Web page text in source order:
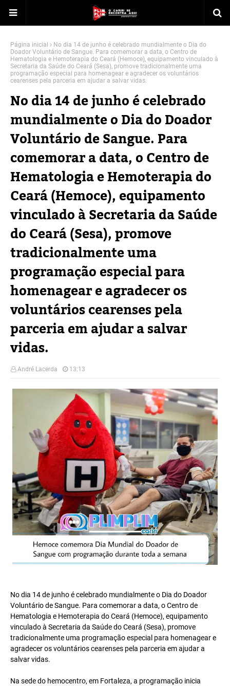
Página inicial
No dia 14 de junho é celebrado mundialmente o Dia do
Doador Voluntário de Sangue. Para comemorar a data, o Centro de
Hematologia e Hemoterapia do Ceará (Hemoce), equipamento vinculado à
Secretaria da Saúde do Ceará (Sesa), promove tradicionalmente uma
programação especial para homenagear e agradecer os voluntários
cearenses pela parceria em ajudar a salvar vidas.
No dia 14 de junho é celebrado
mundialmente o Dia do Doador
Voluntário de Sangue. Para
comemorar a data, o Centro de
Hematologia e Hemoterapia do
Ceará (Hemoce), equipamento
vinculado à Secretaria da Saúde
do Ceará (Sesa), promove
tradicionalmente uma
programação especial para
homenagear e agradecer os
voluntários cearenses pela
parceria em ajudar a salvar
vidas.
André Lacerda 13:13
No dia 14 de junho é celebrado mundialmente o Dia do Doador
Voluntário de Sangue. Para comemorar a data, o Centro de
Hematologia e Hemoterapia do Ceará (Hemoce), equipamento
vinculado à Secretaria da Saúde do Ceará (Sesa), promove
tradicionalmente uma programação especial para homenagear e
agradecer os voluntários cearenses pela parceria em ajudar a
salvar vidas.
Na sede do hemocentro, em Fortaleza, a programação inicia